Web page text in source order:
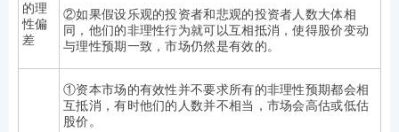
的理
性偏
差
②如果假设乐观的投资者和悲观的投资者人数大体相
同，他们的非理性行为就可以互相抵消，使得股价变动
与理性预期一致，市场仍然是有效的。
①资本市场的有效性并不要求所有的非理性预期都会相
互抵消，有时他们的人数并不相当，市场会高估或低估
股价。